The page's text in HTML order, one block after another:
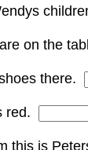
are on the
there.
red.
this is